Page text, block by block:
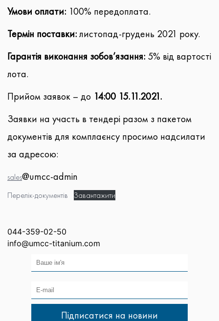
Умови оплати: 100% передоплата.
Термін поставки:листопад-грудень 2021 року.
Гарантія виконання зобов’язання: 5% від вартості
лота.
Прийом заявок – до 14:00 15.11.2021.
Заявки на участь в тендері разом з пакетом
документів для комплаєнсу просимо надсилати
за адресою:
sales@umcc-admin
Перелік-документів Завантажити
044-359-02-50
info@umcc-titanium.com